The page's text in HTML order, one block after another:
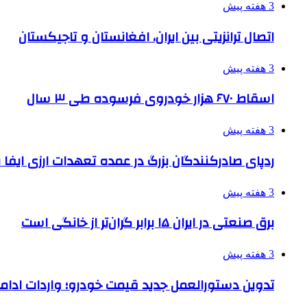
3 هفته پیش
اتصال ترانزیتی بین ایران، افغانستان و تاجیکستان
3 هفته پیش
اسقاط ۶۷۰ هزار خودروی فرسوده طی ۳ سال
3 هفته پیش
ردپای صادرکنندگان بزرگ در عمده تعهدات ارزی
3 هفته پیش
برق صنعتی در ایران ۱۵ برابر گران‌تر از خانگی است
3 هفته پیش
تدوین دستورالعمل جدید قیمت خودرو؛ واردات